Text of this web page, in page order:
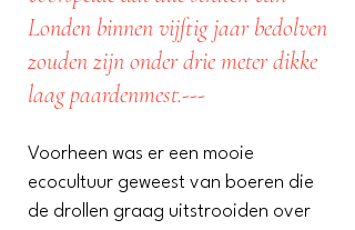
Londen binnen vijftig jaar bedolven
zouden zijn onder drie meter dikke
laag paardenmest.---
Voorheen was er een mooie
ecocultuur geweest van boeren die
de drollen graag uitstrooiden over